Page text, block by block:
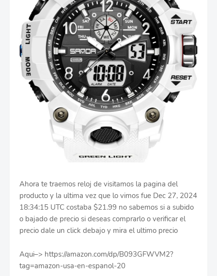
Ahora te traemos reloj de visitamos la pagina del
producto y la ultima vez que lo vimos fue Dec 27, 2024
18:34:15 UTC costaba $21.99 no sabemos si a subido
o bajado de precio si deseas comprarlo o verificar el
precio dale un click debajo y mira el ultimo precio
Aqui–> https://amazon.com/dp/B093GFWVM2?
tag=amazon-usa-en-espanol-20